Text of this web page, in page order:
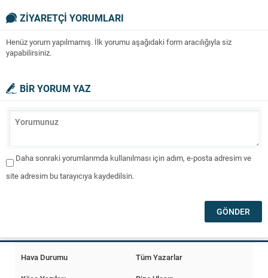
ZİYARETÇİ YORUMLARI
Henüz yorum yapılmamış. İlk yorumu aşağıdaki form aracılığıyla siz
yapabilirsiniz.
BİR YORUM YAZ
Daha sonraki yorumlarımda kullanılması için adım, e-posta adresim ve
site adresim bu tarayıcıya kaydedilsin.
Hava Durumu
Tüm Yazarlar